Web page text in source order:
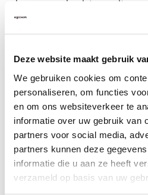
Deze website maakt gebruik
We gebruiken cookies om
personaliseren, om functies
en om ons websiteverkeer te
informatie over uw gebruik van
partners voor social media,
partners kunnen deze
informatie die u aan ze heeft
verzameld op basis van uw
aber angenehm ist es, mit
arbeiten. Ganz automatisch
immer mal wieder und fördert
Fußstützen. Sie wirkt sehr
mich eine TOP-Wahl.
Weitere
Häufig zusammen